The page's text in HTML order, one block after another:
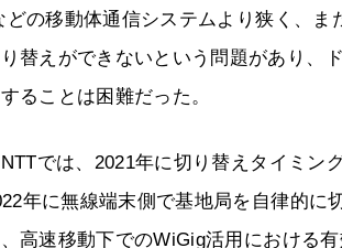
どの移動体通信システムより狭く、
替えができないという問題があり、
ることは困難だった。
では、2021年に切り替えタイミン
年に無線端末側で基地局を自律的に
高速移動下でのWiGig活用における